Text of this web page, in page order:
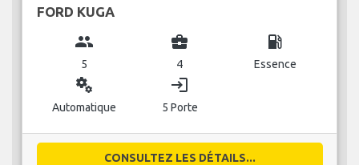
FORD KUGA
group
5
business_center
4
local_gas_station
Essence
miscellaneous_services
Automatique
login
5 Porte
CONSULTEZ LES DÉTAILS...